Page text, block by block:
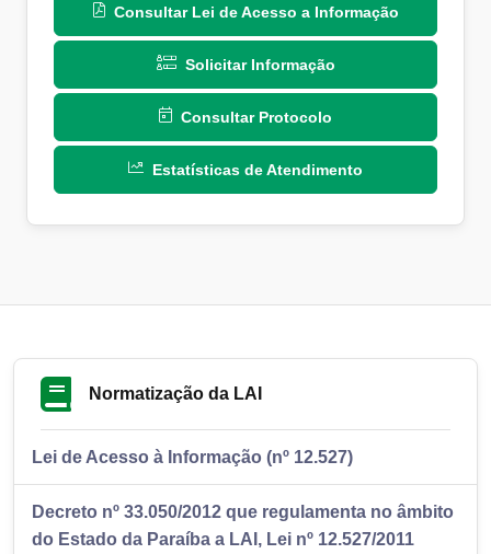
Consultar Lei de Acesso a Informação
Solicitar Informação
Consultar Protocolo
Estatísticas de Atendimento
Normatização da LAI
Lei de Acesso à Informação (nº 12.527)
Decreto nº 33.050/2012 que regulamenta no âmbito
do Estado da Paraíba a LAI, Lei nº 12.527/2011